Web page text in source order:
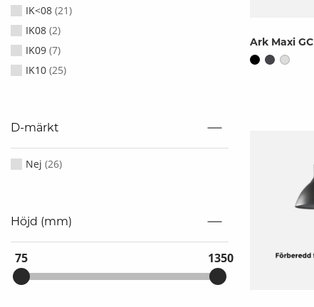
IK<08 (21)
IK08 (2)
IK09 (7)
IK10 (25)
D-märkt
Nej (26)
Höjd (mm)
75 1350
Ark Maxi GC